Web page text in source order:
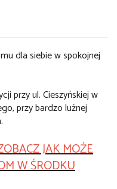
dla siebie w spokojnej
przy ul. Cieszyńskiej w
przy bardzo luźnej
JAK MOŻE
W ŚRODKU